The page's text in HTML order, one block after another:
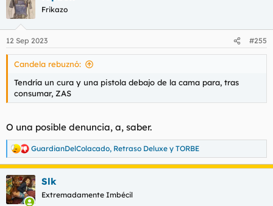
Frikazo
12 Sep 2023 #255
Candela rebuznó:
Tendría un cura y una pistola debajo de la cama para, tras
consumar, ZAS
O una posible denuncia, a, saber.
R
e
a
c
c
i
GuardianDelColacado, Retraso Deluxe y TORBE
Slk
Extremadamente Imbécil